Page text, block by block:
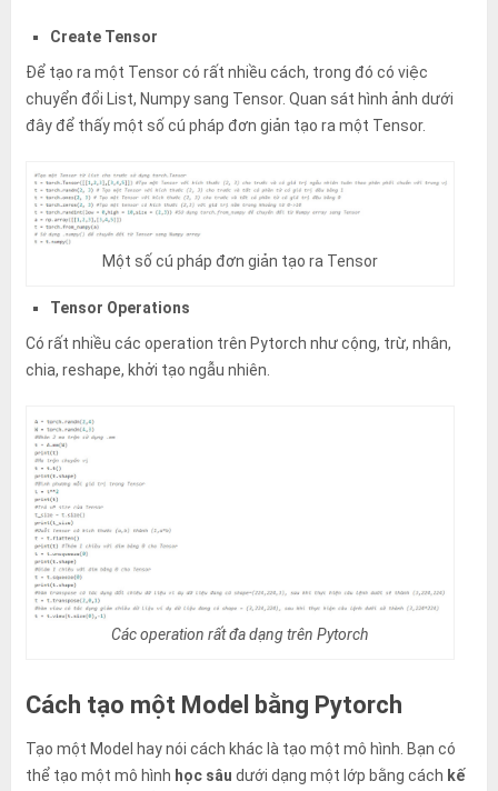
Create Tensor
Để tạo ra một Tensor có rất nhiều cách, trong đó có việc
chuyển đổi List, Numpy sang Tensor. Quan sát hình ảnh dưới
đây để thấy một số cú pháp đơn giản tạo ra một Tensor.
Một số cú pháp đơn giản tạo ra Tensor
Tensor Operations
Có rất nhiều các operation trên Pytorch như cộng, trừ, nhân,
chia, reshape, khởi tạo ngẫu nhiên.
Các operation rất đa dạng trên Pytorch
Cách tạo một Model bằng Pytorch
Tạo một Model hay nói cách khác là tạo một mô hình. Bạn có
thể tạo một mô hình học sâu dưới dạng một lớp bằng cách kế